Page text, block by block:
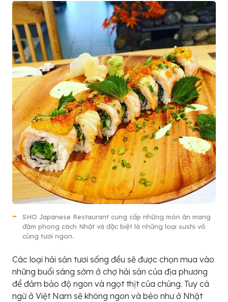
SHO Japanese Restaurant cung cấp những món ăn mang
đậm phong cách Nhật và đặc biệt là những loại sushi vô
cùng tươi ngon.
Các loại hải sản tươi sống đều sẽ được chọn mua vào
những buổi sáng sớm ở chợ hải sản của địa phương
để đảm bảo độ ngon và ngọt thịt của chúng. Tuy cá
ngừ ở Việt Nam sẽ không ngon và béo như ở Nhật